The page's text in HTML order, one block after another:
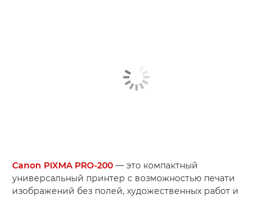
Canon PIXMA PRO-200 — это компактный
универсальный принтер с возможностью печати
изображений без полей, художественных работ и